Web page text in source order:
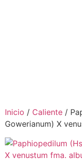
Inicio / Caliente /
Gowerianum) X